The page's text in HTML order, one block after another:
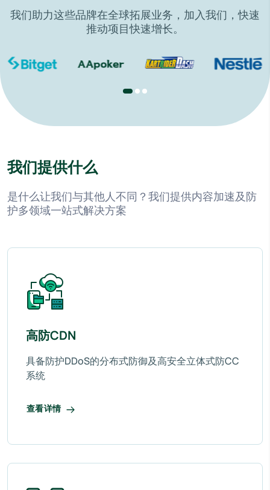
我们助力这些品牌在全球拓展业务，加入我们，快速
推动项目快速增长。
我们提供什么
是什么让我们与其他人不同？我们提供内容加速及防
护多领域一站式解决方案
高防CDN
具备防护DDoS的分布式防御及高安全立体式防CC
系统
查看详情